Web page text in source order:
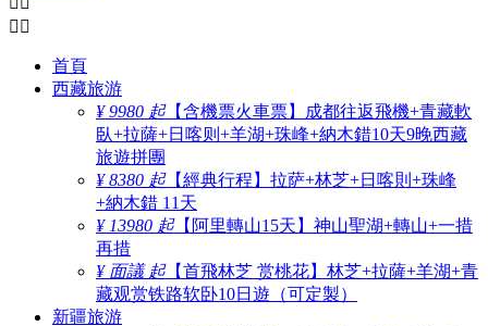
 
首頁
西藏旅游
¥ 9980 起【含機票火車票】成都往返飛機+青藏軟
臥+拉薩+日喀则+羊湖+珠峰+納木錯10天9晚西藏
旅遊拼團
¥ 8380 起【經典行程】拉萨+林芝+日喀則+珠峰
+納木錯 11天
¥ 13980 起【阿里轉山15天】神山聖湖+轉山+一措
再措
¥ 面議 起【首飛林芝 赏桃花】林芝+拉薩+羊湖+青
藏观赏铁路软卧10日遊（可定製）
新疆旅游